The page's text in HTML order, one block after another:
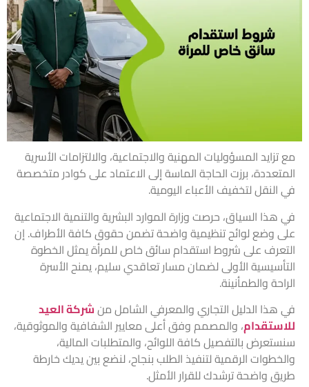
مع تزايد المسؤوليات المهنية والاجتماعية، والالتزامات الأسرية
المتعددة، برزت الحاجة الماسة إلى الاعتماد على كوادر متخصصة
في النقل لتخفيف الأعباء اليومية.
في هذا السياق، حرصت وزارة الموارد البشرية والتنمية الاجتماعية
على وضع لوائح تنظيمية واضحة تضمن حقوق كافة الأطراف. إن
التعرف على شروط استقدام سائق خاص للمرأة يمثل الخطوة
التأسيسية الأولى لضمان مسار تعاقدي سليم، يمنح الأسرة
الراحة والطمأنينة.
في هذا الدليل التجاري والمعرفي الشامل منشركة العيد
للاستقدام، والمصمم وفق أعلى معايير الشفافية والموثوقية،
سنستعرض بالتفصيل كافة اللوائح، والمتطلبات المالية،
والخطوات الرقمية لتنفيذ الطلب بنجاح، لنضع بين يديك خارطة
طريق واضحة ترشدك للقرار الأمثل.